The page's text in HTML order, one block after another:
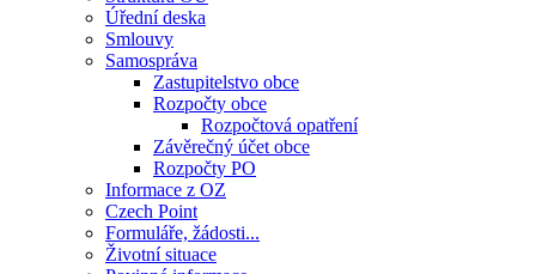
Úřední deska
Smlouvy
Samospráva
Zastupitelstvo obce
Rozpočty obce
Rozpočtová opatření
Závěrečný účet obce
Rozpočty PO
Informace z OZ
Czech Point
Formuláře, žádosti...
Životní situace